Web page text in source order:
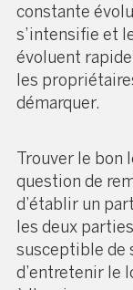
constante
s’intensifie et
évoluent
les
démarquer.
Trouver le bon
question de
d’établir un
les deux
susceptible de
d’entretenir le